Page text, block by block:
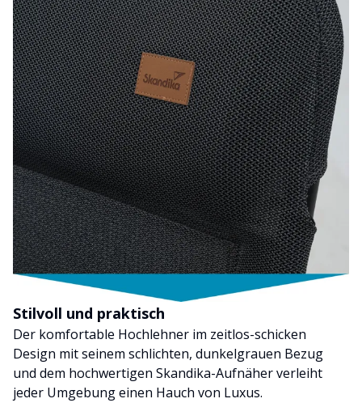
Stilvoll und praktisch
Der komfortable Hochlehner im zeitlos-schicken
Design mit seinem schlichten, dunkelgrauen Bezug
und dem hochwertigen Skandika-Aufnäher verleiht
jeder Umgebung einen Hauch von Luxus.